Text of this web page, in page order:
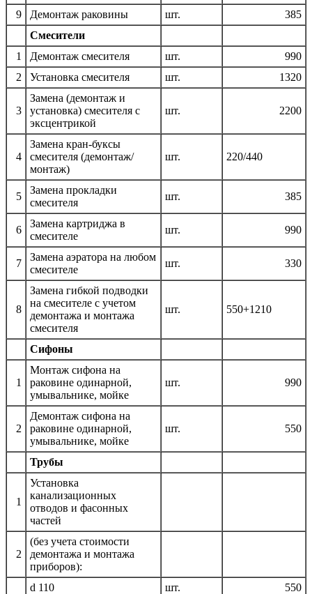
9 Демонтаж раковины шт.
385
Смесители
1
Демонтаж смесителя шт.
990
2
Установка смесителя шт. 1320
3
Замена (демонтаж и
установка) смесителя с
эксцентрикой
шт. 2200
4
Замена кран-буксы
смесителя (демонтаж/
монтаж)
шт. 220/440
5
Замена прокладки
смесителя
шт. 385
6
Замена картриджа в
смесителе
шт. 990
7
Замена аэратора на любом
смесителе
шт. 330
8
Замена гибкой подводки
на смесителе с учетом
демонтажа и монтажа
смесителя
шт. 550+1210
Сифоны
1
Монтаж сифона на
раковине одинарной,
умывальнике, мойке
шт. 990
2
Демонтаж сифона на
раковине одинарной,
умывальнике, мойке
шт. 550
Трубы
1
Установка
канализационных
отводов и фасонных
частей
2
(без учета стоимости
демонтажа и монтажа
приборов):
d 110
шт.
550